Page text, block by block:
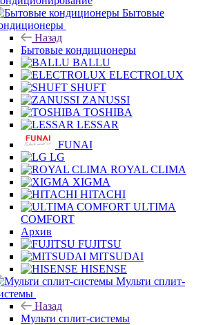
Бытовые
Назад
Бытовые кондиционеры
BALLU
ELECTROLUX
SHUFT
ZANUSSI
TOSHIBA
LESSAR
FUNAI
LG
ROYAL CLIMA
XIGMA
HITACHI
ULTIMA
COMFORT
Архив
FUJITSU
MITSUDAI
HISENSE
Мульти сплит-
Назад
Мульти сплит-системы